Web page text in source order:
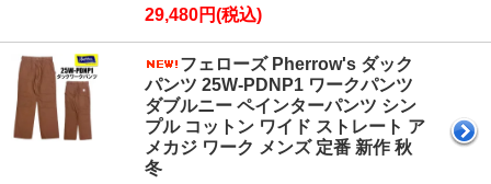
29,480円(税込)
フェローズ Pherrow's ダック
パンツ 25W-PDNP1 ワークパンツ
ダブルニー ペインターパンツ シン
プル コットン ワイド ストレート ア
メカジ ワーク メンズ 定番 新作 秋
冬